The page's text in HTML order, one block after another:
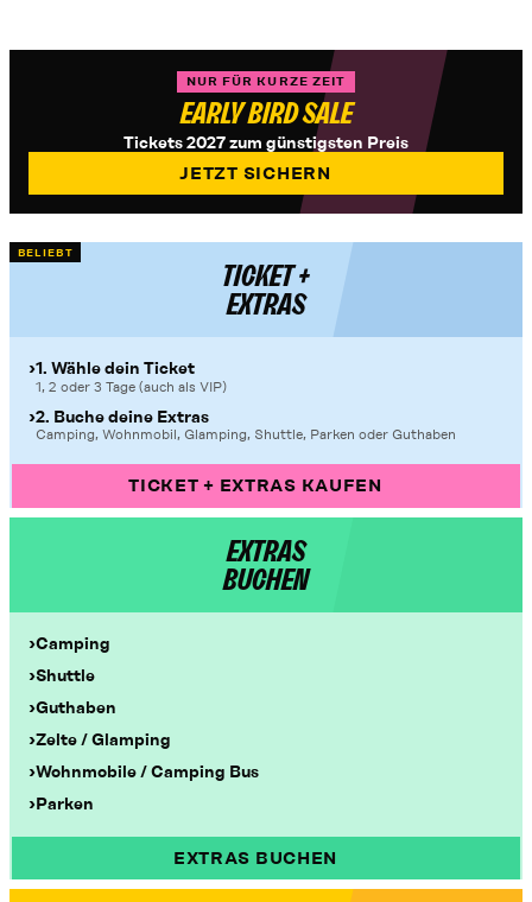
NUR FÜR KURZE ZEIT
EARLY BIRD SALE
Tickets 2027 zum günstigsten Preis
JETZT SICHERN
BELIEBT
TICKET +
EXTRAS
1. Wähle dein Ticket
1, 2 oder 3 Tage (auch als VIP)
2. Buche deine Extras
Camping, Wohnmobil, Glamping, Shuttle, Parken oder Guthaben
TICKET + EXTRAS KAUFEN
EXTRAS
BUCHEN
Camping
Shuttle
Guthaben
Zelte / Glamping
Wohnmobile / Camping Bus
Parken
EXTRAS BUCHEN